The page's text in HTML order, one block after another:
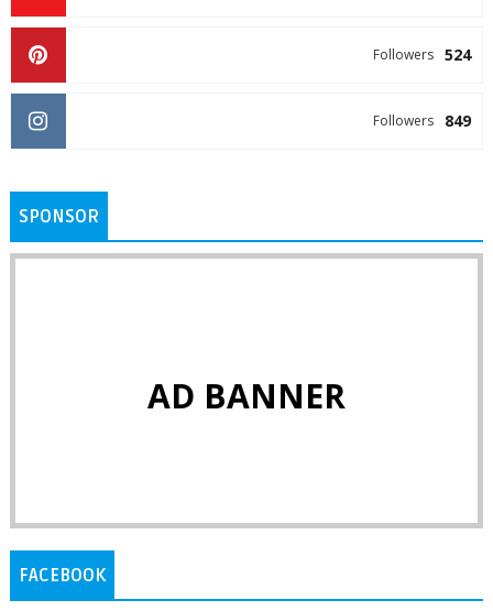
524
Followers
849
Followers
SPONSOR
AD BANNER
FACEBOOK